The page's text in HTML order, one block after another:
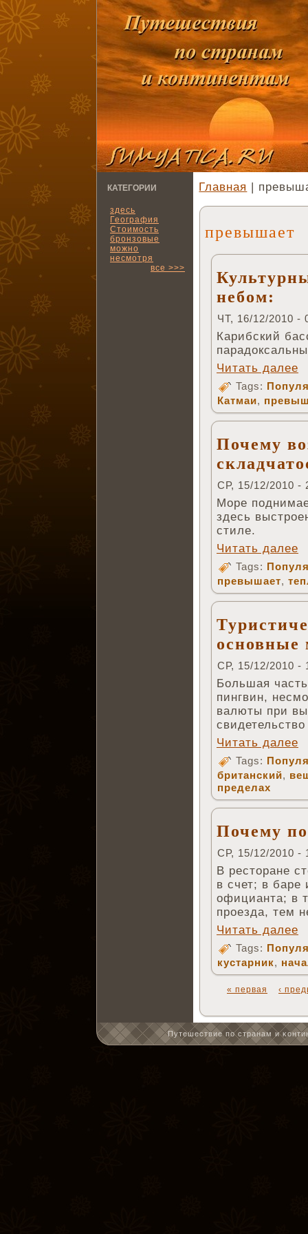
КАТЕГОРИИ
здесь
География
Стоимость
бронзовые
можно
несмотря
все >>>
Главная |
превышает
небом:
ЧТ, 16/12/2010 -
Карибский
Читать далее
Tags:
Катмаи,
Почему
СР, 15/12/2010 -
Море
здесь
стиле.
Читать далее
Tags:
превышает,
СР, 15/12/2010 -
Большая
пингвин,
валюты при
Читать далее
Tags:
британский,
пределах
Почему
СР, 15/12/2010 -
В ресторане
в счет; в баре
официанта; в
проезда, тем
Читать далее
Tags:
кустарник,
« первая ‹
Путешествие по странам и